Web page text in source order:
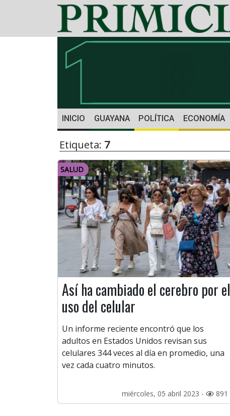
INICIO GUAYANA POLÍTICA ECONOMÍA
Etiqueta: 7
SALUD
Así ha cambiado el cerebro por el
uso del celular
Un informe reciente encontró que los
adultos en Estados Unidos revisan sus
celulares 344 veces al día en promedio, una
vez cada cuatro minutos.
miércoles, 05 abril 2023 - 891